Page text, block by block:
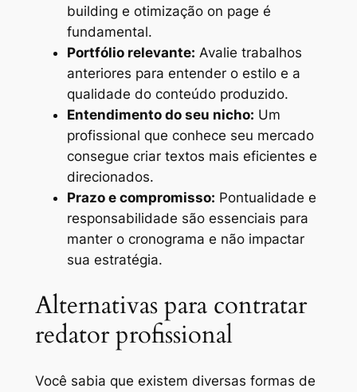
building e otimização on page é
fundamental.
Portfólio relevante: Avalie trabalhos
anteriores para entender o estilo e a
qualidade do conteúdo produzido.
Entendimento do seu nicho: Um
profissional que conhece seu mercado
consegue criar textos mais eficientes e
direcionados.
Prazo e compromisso: Pontualidade e
responsabilidade são essenciais para
manter o cronograma e não impactar
sua estratégia.
Alternativas para contratar
redator profissional
Você sabia que existem diversas formas de